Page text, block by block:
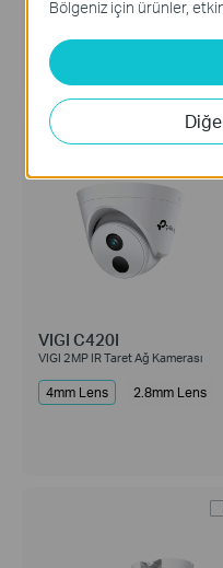
VIGI C420I
VIGI 2MP IR Taret Ağ Kamerası
4mm Lens 2.8mm Lens
Bölgeniz için ürünler,